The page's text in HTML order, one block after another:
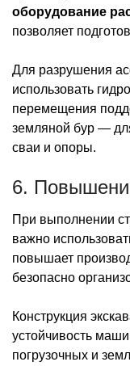
оборудование
позволяет
Для разрушения
использовать
перемещения
земляной бур —
сваи и опоры.
6.
При выполнении
важно
повышает
безопасно
Конструкция
устойчивость
погрузочных и